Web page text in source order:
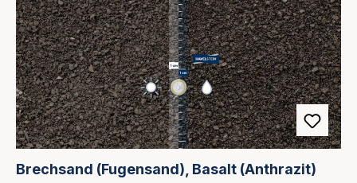
Brechsand (Fugensand), Basalt (Anthrazit)